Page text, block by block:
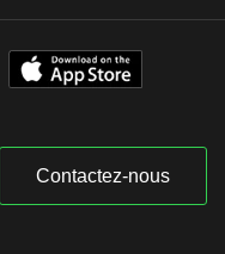
Contactez-nous